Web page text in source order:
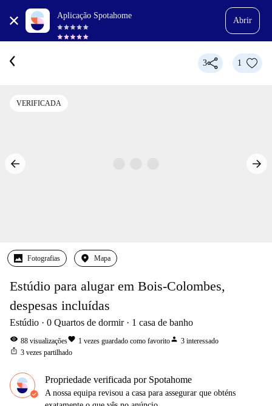
Aplicação Spotahome
Abrir
3 1
VERIFICADA
Fotografias Mapa
Estúdio para alugar em Bois-Colombes,
despesas incluídas
Estúdio 0 Quartos de dormir 1 casa de banho
visibility 88 visualizaçõesfavorite 1 vezes guardado como favoritoperson 3 interessado
ios_share 3 vezes partilhado
Propriedade verificada por Spotahome
A nossa equipa revisou a casa para assegurar que obténs